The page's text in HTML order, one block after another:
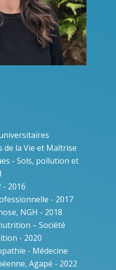
de la Vie et Maîtrise
- Sols, pollution et
- 2016
- 2017
NGH - 2018
– Société
- 2020
- Médecine
Agapé - 2022